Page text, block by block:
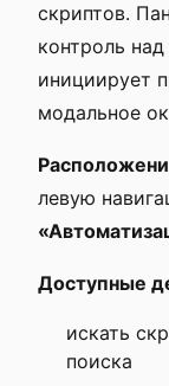
скриптов.
контроль
инициирует
модальное
левую
Доступные
искать
поиска